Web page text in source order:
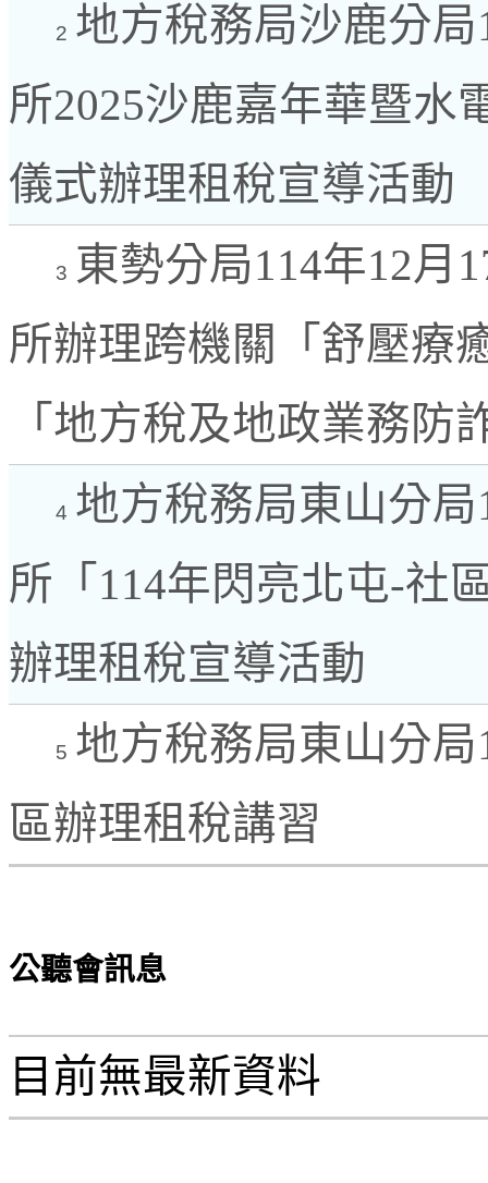
2 地方稅務局沙鹿分
所2025沙鹿嘉年華暨水
儀式辦理租稅宣導活動
3 東勢分局114年12月
所辦理跨機關「舒壓療
「地方稅及地政業務防
4 地方稅務局東山分
所「114年閃亮北屯-社
辦理租稅宣導活動
5 地方稅務局東山分
區辦理租稅講習
公聽會訊息
目前無最新資料